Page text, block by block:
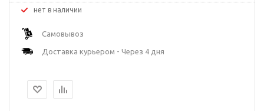
Нет в наличии
Самовывоз
Доставка курьером - Через 4 дня